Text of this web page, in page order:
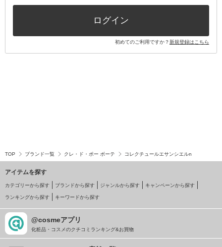
その他キット・セット
ログイン
初めてのご利用ですか？新規登録はこちら
TOP ブランド一覧 クレ・ド・ポー ボーテ コレクチュールエサンシエルn
アイテムを探す
カテゴリーから探す ブランドから探す ジャンルから探す キャンペーンから探す
ランキングから探す キーワードから探す
@cosmeアプリ
化粧品・コスメのクチコミランキング&お買物